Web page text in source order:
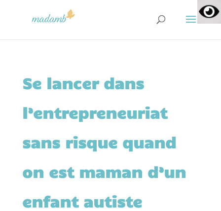
Se lancer dans
l’entrepreneuriat
sans risque quand
on est maman d’un
enfant autiste